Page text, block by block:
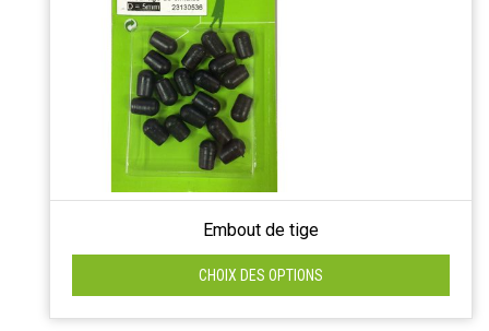
Embout de tige
CHOIX DES OPTIONS